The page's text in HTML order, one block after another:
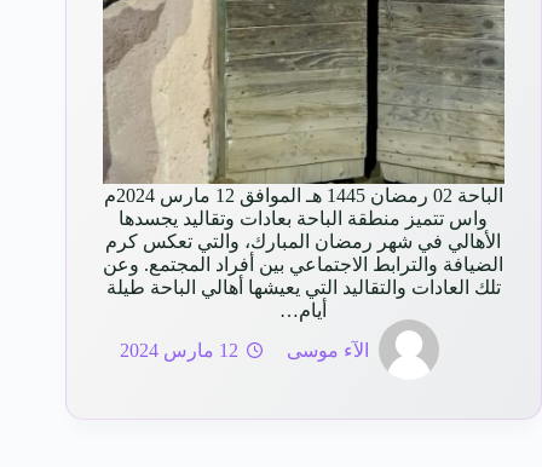
الباحة 02 رمضان 1445 هـ الموافق 12 مارس 2024م
واس تتميز منطقة الباحة بعادات وتقاليد يجسدها
الأهالي في شهر رمضان المبارك، والتي تعكس كرم
الضيافة والترابط الاجتماعي بين أفراد المجتمع. وعن
تلك العادات والتقاليد التي يعيشها أهالي الباحة طيلة
أيام…
الآء موسى
12 مارس 2024